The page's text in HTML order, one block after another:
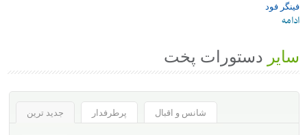
فینگر فود
ادامه
سایر دستورات پخت
جدید ترین پرطرفدار شانس و اقبال